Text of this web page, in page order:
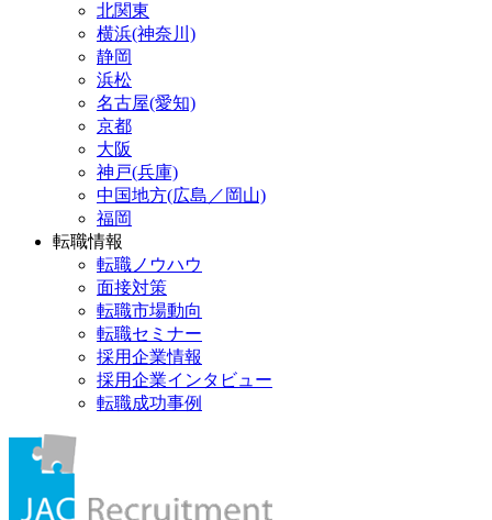
北関東
横浜(神奈川)
静岡
浜松
名古屋(愛知)
京都
大阪
神戸(兵庫)
中国地方(広島／岡山)
福岡
転職情報
転職ノウハウ
面接対策
転職市場動向
転職セミナー
採用企業情報
採用企業インタビュー
転職成功事例